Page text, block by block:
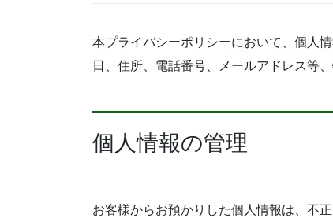
本プライバシーポリシーにおいて、個人
日、住所、電話番号、メールアドレス等
個人情報の管理
お客様からお預かりした個人情報は、不